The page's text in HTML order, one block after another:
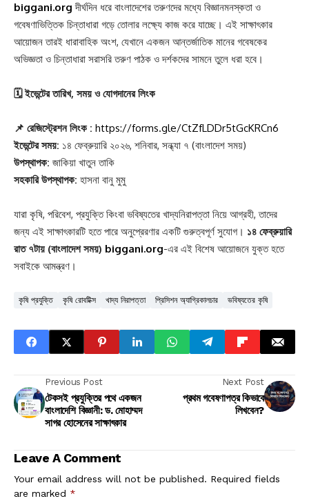
biggani.org দীর্ঘদিন ধরে বাংলাদেশের তরুণদের মধ্যে বিজ্ঞানমনস্কতা ও
গবেষণাভিত্তিক চিন্তাধারা গড়ে তোলার লক্ষ্যে কাজ করে যাচ্ছে। এই সাক্ষাৎকার
আয়োজন তারই ধারাবাহিক অংশ, যেখানে একজন আন্তর্জাতিক মানের গবেষকের
অভিজ্ঞতা ও চিন্তাধারা সরাসরি তরুণ পাঠক ও দর্শকদের সামনে তুলে ধরা হবে।
🗓️ ইভেন্টের তারিখ, সময় ও যোগদানের লিংক
📌 রেজিস্ট্রেশন লিংক : https://forms.gle/CtZfLDDr5tGcKRCn6
ইভেন্টের সময়: ১৪ ফেব্রুয়ারি ২০২৬, শনিবার, সন্ধ্যা ৭ (বাংলাদেশ সময়)
উপস্থাপক: জাকিয়া খাতুন তাকি
সহকারি উপস্থাপক: হাসনা বানু মুমু
যারা কৃষি, পরিবেশ, প্রযুক্তি কিংবা ভবিষ্যতের খাদ্যনিরাপত্তা নিয়ে আগ্রহী, তাদের
জন্য এই সাক্ষাৎকারটি হতে পারে অনুপ্রেরণার একটি গুরুত্বপূর্ণ সুযোগ। ১৪ ফেব্রুয়ারি
রাত ৭টায় (বাংলাদেশ সময়) biggani.org-এর এই বিশেষ আয়োজনে যুক্ত হতে
সবাইকে আমন্ত্রণ।
কৃষি প্রযুক্তি কৃষি রোবটিক্স খাদ্য নিরাপত্তা প্রিসিশন অ্যাগ্রিকালচার ভবিষ্যতের কৃষি
Previous Post
টেকসই প্রযুক্তির পথে একজন
বাংলাদেশি বিজ্ঞানী: ড. মোহাম্মদ
সাগর হোসেনের সাক্ষাৎকার
Next Post
প্রথম গবেষণাপত্র কিভাবে
লিখবেন?
Leave A Comment
Your email address will not be published. Required fields
are marked *